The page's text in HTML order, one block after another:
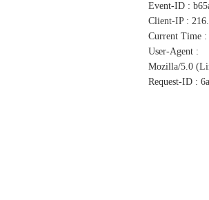
Event-ID :
Client-IP :
Current Time :
User-Agent :
Mozilla/5.0
Request-ID :